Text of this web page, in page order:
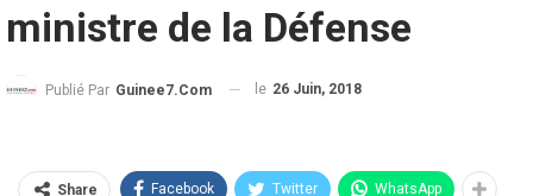
ministre de la Défense
Publié Par Guinee7.com le 26 Juin, 2018
Share Facebook Twitter WhatsApp